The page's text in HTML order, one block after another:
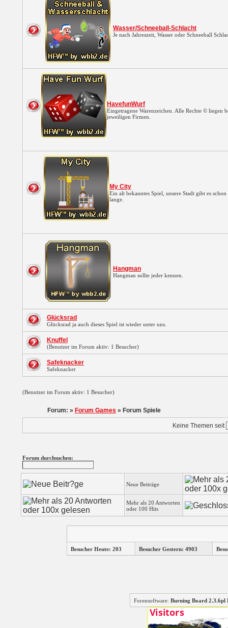
Wasser/Schneeball-Schlacht
Je nach Jahreszeit, Wasser oder Schneeball
HavefunWurf
Eingetragene Warenzeichen. Alle Rechte © liegen
jeweiligen Firmen.
My City
Ein alt bekanntes Spiel, unsere Stadt gibt es schon
lange.
Hangman
Hangman sollte jeder kennen.
Glücksrad
Glücksrad ja auch dieses Spiel ist wieder unter uns.
Knuffel
(Benutzer im Forum aktiv: 1 Besucher)
Safeknacker
Safeknacker
(Benutzer im Forum aktiv: 1 Besucher)
Forum: » Forum Games » Forum Spiele
Keine Themen seit
Forum durchsuchen:
Neue Beiträge
Mehr als 20 Antworten
oder 100 Hits
Besucher Heute: 203 Besucher Gestern: 4903
Forensoftware: Burning Board